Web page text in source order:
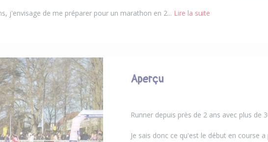
j'envisage de me préparer pour un marathon en 2... Lire la suite
Aperçu
Runner depuis près de 2 ans avec plus de
Je sais donc ce qu'est le début en course a